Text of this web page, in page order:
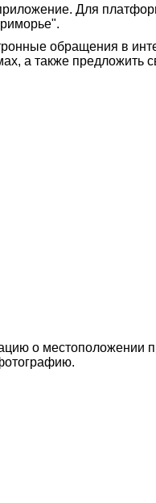
Для
обращения в
а также предложить
о местоположении